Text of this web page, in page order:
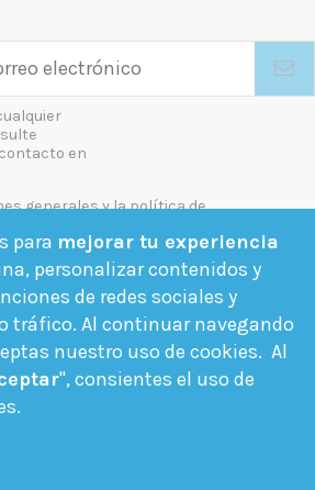
en
generales y la política de
para mejorar tu experiencia
personalizar contenidos y
de redes sociales y
tráfico. Al continuar navegando
nuestro uso de cookies. Al
", consientes el uso de